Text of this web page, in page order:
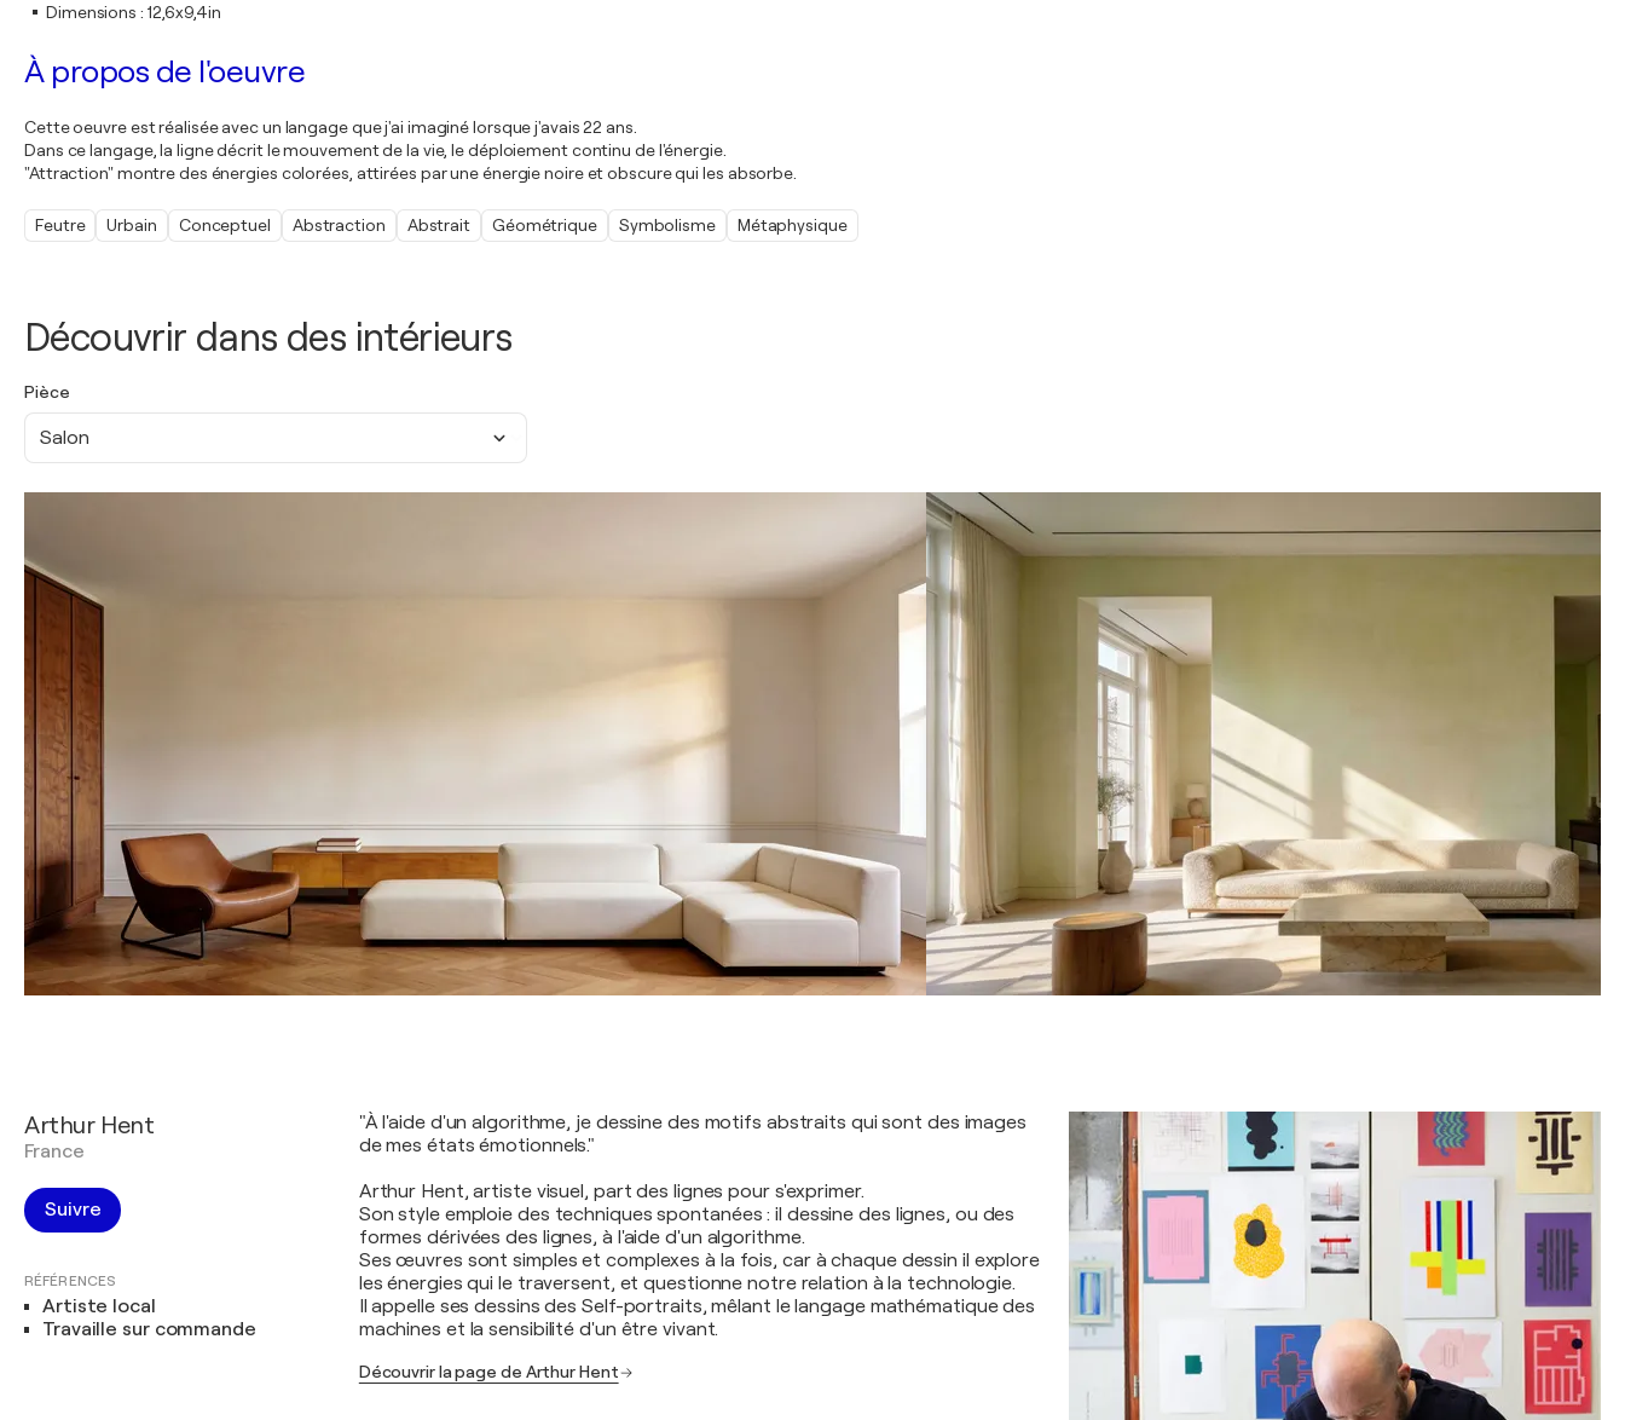
Découvrir dans des intérieurs
Pièce
Salon
Dimensions : 12,6x9,4in
À propos de l'oeuvre
Cette oeuvre est réalisée avec un langage que j'ai imaginé lorsque j'avais 22 ans.
Dans ce langage, la ligne décrit le mouvement de la vie, le déploiement continu de l'énergie.
"Attraction" montre des énergies colorées, attirées par une énergie noire et obscure qui les absorbe.
Feutre Urbain Conceptuel Abstraction Abstrait Géométrique Symbolisme Métaphysique
Arthur Hent
France
Suivre
RÉFÉRENCES
Artiste local
Travaille sur commande
"À l'aide d'un algorithme, je dessine des motifs abstraits qui sont des images
de mes états émotionnels."
Arthur Hent, artiste visuel, part des lignes pour s'exprimer.
Son style emploie des techniques spontanées : il dessine des lignes, ou des
formes dérivées des lignes, à l'aide d'un algorithme.
Ses œuvres sont simples et complexes à la fois, car à chaque dessin il explore
les énergies qui le traversent, et questionne notre relation à la technologie.
Il appelle ses dessins des Self-portraits, mêlant le langage mathématique des
machines et la sensibilité d'un être vivant.
Découvrir la page de Arthur Hent